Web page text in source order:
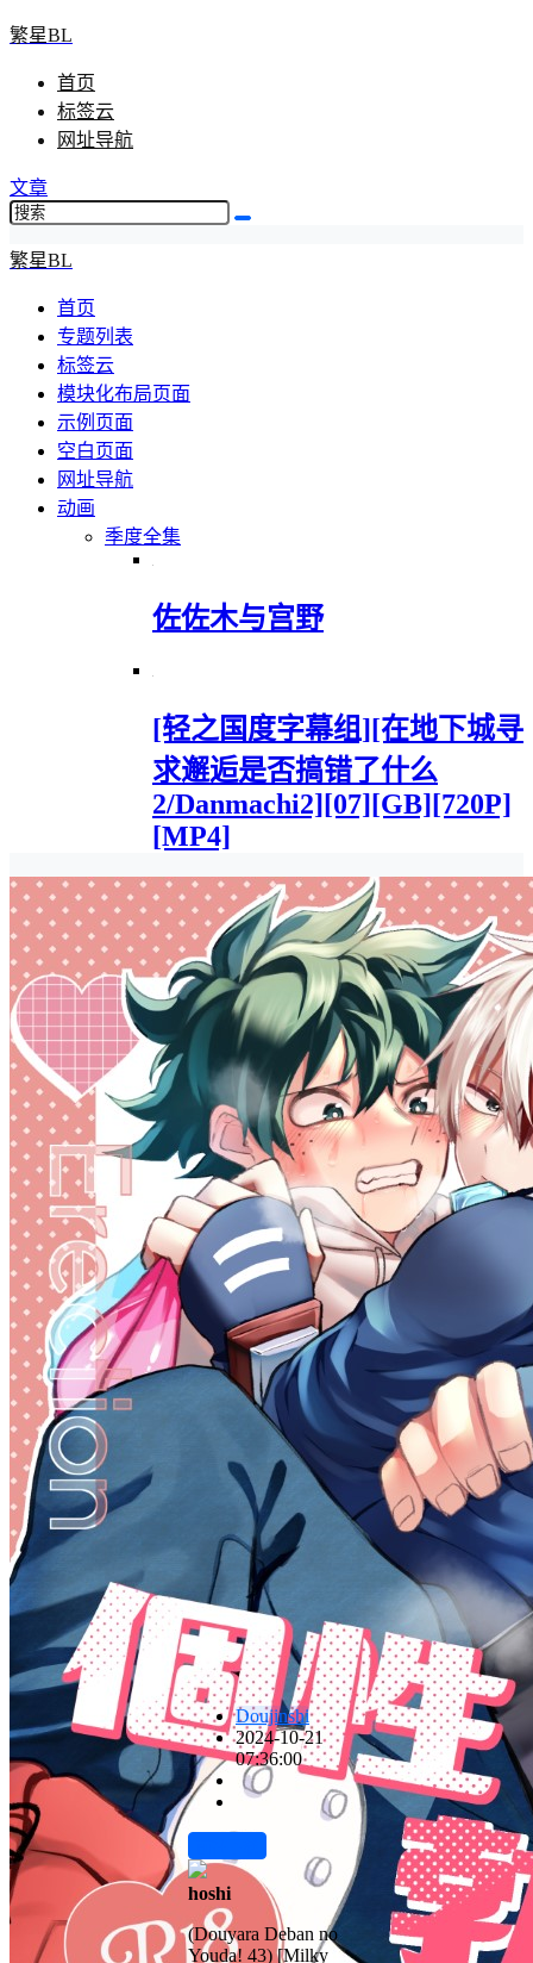
繁星BL
首页
标签云
网址导航
文章
繁星BL
首页
专题列表
标签云
模块化布局页面
示例页面
空白页面
网址导航
动画
季度全集
佐佐木与宫野
[轻之国度字幕组][在地下城寻
求邂逅是否搞错了什么
2/Danmachi2][07][GB][720P]
[MP4]
Doujinshi
2024-10-21
07:36:00
hoshi
(Douyara Deban no
Youda! 43) [Milky